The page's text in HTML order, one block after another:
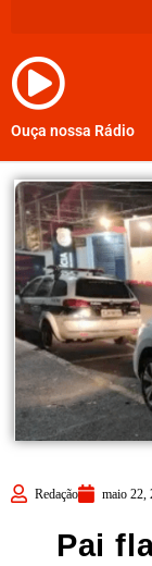
Ouça nossa Rádio
Redação maio 22,
Pai